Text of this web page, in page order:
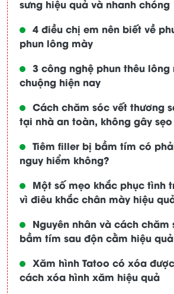
sưng hiệu quả và nhanh chóng
4 điều chị em nên biết về
phun lông mày
3 công nghệ phun thêu
chuộng hiện nay
Cách chăm sóc vết thương
tại nhà an toàn, không gây sẹo
Tiêm filler bị bầm tím có
nguy hiểm không?
Một số mẹo khắc phục tình
vì điêu khắc chân mày hiệu
Nguyên nhân và cách
bầm tím sau độn cằm hiệu quả
Xăm hình Tatoo có xóa
cách xóa hình xăm hiệu quả